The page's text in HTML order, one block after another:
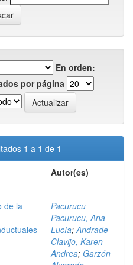
En orden:
por página
1 a 1 de 1
Autor(es)
de la
Pacurucu
Pacurucu, Ana
Lucía;Andrade
Clavijo, Karen
Andrea; Garzón